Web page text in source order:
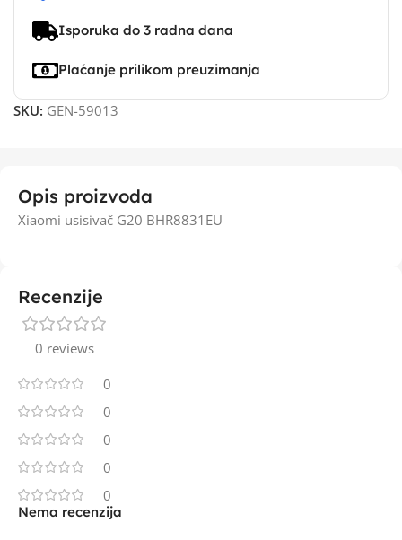
Isporuka do 3 radna dana
Plaćanje prilikom preuzimanja
SKU: GEN-59013
Opis proizvoda
Xiaomi usisivač G20 BHR8831EU
Recenzije
0 reviews
0
0
0
0
0
Nema recenzija